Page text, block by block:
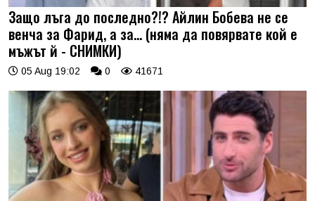
Защо лъга до последно?!? Айлин Бобева не се
венча за Фарид, а за... (няма да повярвате кой е
мъжът й - СНИМКИ)
05 Aug 19:02 0 41671